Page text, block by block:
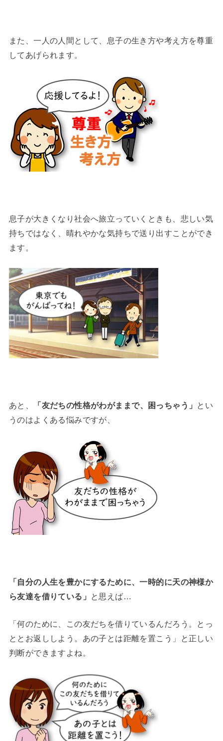
また、一人の人間として、息子の生き方や考え方を尊重
してあげられます。
息子が大きくなり社会へ旅立っていくときも、悲しい気
持ちではなく、晴れやかな気持ちで送り出すことができ
ます。
あと、 「友だちの性格がわがままで、困っちゃう」 とい
うのはよくある悩みですが、
「自分の人生を豊かにするために、一時的に天の神様か
ら友達を借りている」
と思えば…
「何のために、この友だちを借りているんだろう。とっ
ととお返ししよう。あの子とは距離を置こう」と正しい
判断ができますよね。